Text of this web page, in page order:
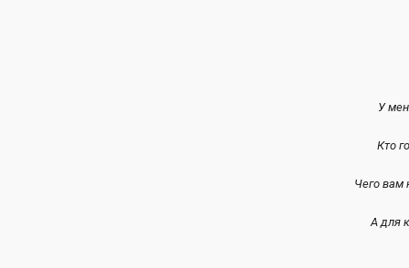
У
Кто
Чего вам
А для